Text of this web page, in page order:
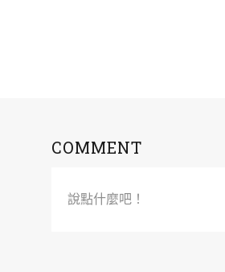
COMMENT
說點什麼吧！